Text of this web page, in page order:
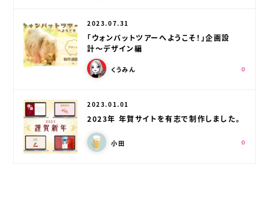
「ウォンバットツアーへようこそ！」企画設
計〜デザイン編
公開日：
2023.07.31
この記事を書いた人：
くうみん スキ：
0
2023年 年賀サイトを有志で制作しました。
公開日：
2023.01.01
この記事を書いた人：
小田 スキ：
0Shares